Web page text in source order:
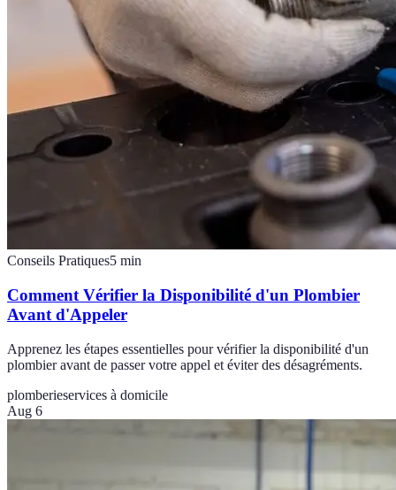
Conseils Pratiques5 min
Comment Vérifier la Disponibilité d'un Plombier
Avant d'Appeler
Apprenez les étapes essentielles pour vérifier la disponibilité d'un
plombier avant de passer votre appel et éviter des désagréments.
plomberieservices à domicile
Aug 6